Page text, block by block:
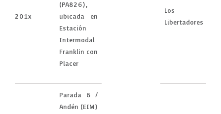
201x
(PA826),
ubicada en
Estación
Intermodal
Franklin con
Placer
Los
Libertadores
Parada 6 /
Andén (EIM)